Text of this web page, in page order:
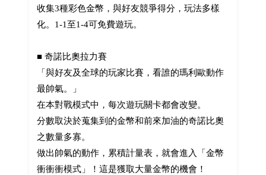
收集3種彩色金幣，與好友競爭得分，玩法多樣
化。1-1至1-4可免費遊玩。
■ 奇諾比奧拉力賽
「與好友及全球的玩家比賽，看誰的瑪利歐動作
最帥氣。」
在本對戰模式中，每次遊玩關卡都會改變。
分數取決於蒐集到的金幣和前來加油的奇諾比奧
之數量多寡。
做出帥氣的動作，累積計量表，就會進入「金幣
衝衝衝模式」！這是獲取大量金幣的機會！